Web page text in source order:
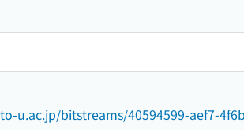
u.ac.jp/bitstreams/40594599-aef7-